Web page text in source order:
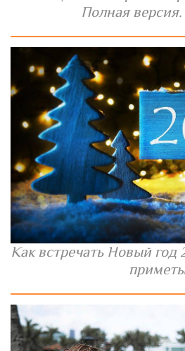
Полная версия.
Как встречать Новый год